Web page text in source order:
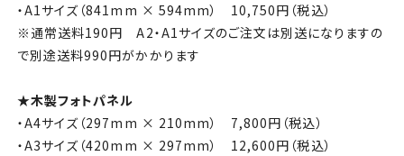
・A1サイズ（841mm × 594mm） 10,750円（税込）
※通常送料190円 A2・A1サイズのご注文は別送になりますの
で別途送料990円がかかります
★木製フォトパネル
・A4サイズ（297mm × 210mm） 7,800円（税込）
・A3サイズ（420mm × 297mm） 12,600円（税込）